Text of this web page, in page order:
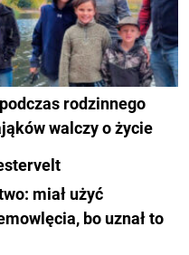
rodzinnego
walczy o życie
miał użyć
bo uznał to